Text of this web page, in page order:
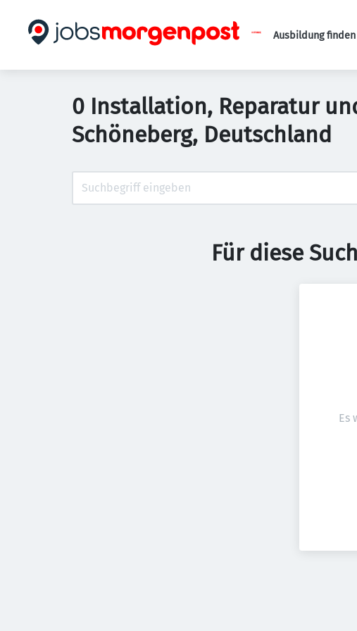
Ausbildung finden
0 Installation, Reparatur
Schöneberg, Deutschland
Für diese
Es